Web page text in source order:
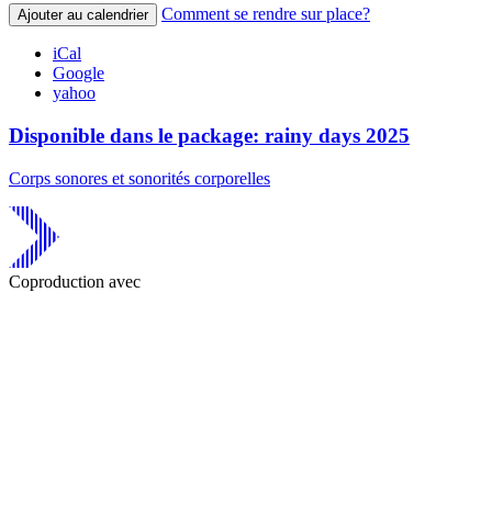
Ajouter au calendrier Comment se rendre sur place?
iCal
Google
yahoo
Disponible dans le package: rainy days 2025
Corps sonores et sonorités corporelles
Coproduction avec